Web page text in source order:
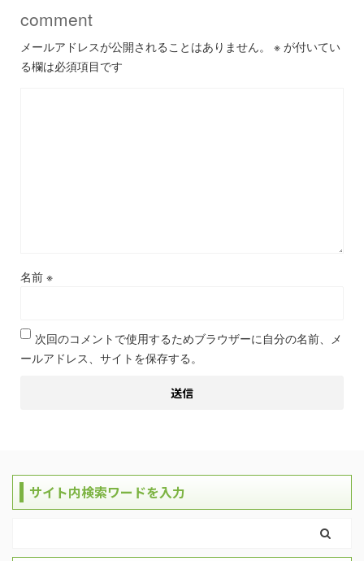
comment
メールアドレスが公開されることはありません。 ※ が付いてい
る欄は必須項目です
名前 ※
次回のコメントで使用するためブラウザーに自分の名前、メ
ールアドレス、サイトを保存する。
サイト内検索ワードを入力